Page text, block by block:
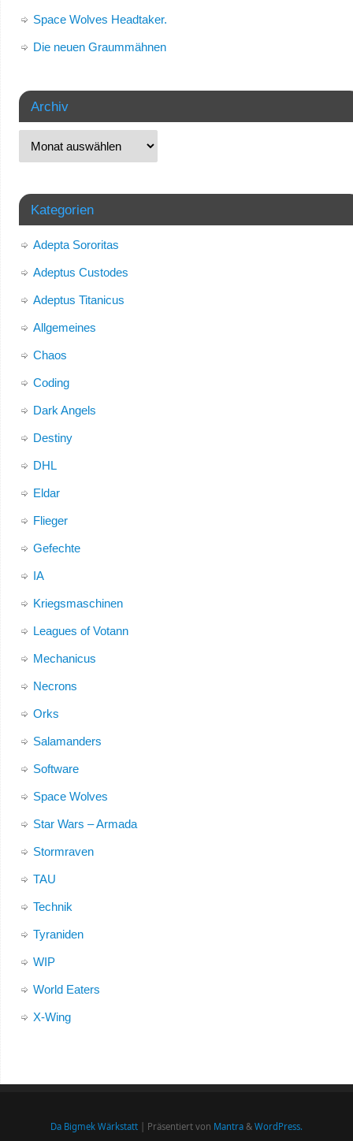
Space Wolves Headtaker.
Die neuen Graummähnen
Archiv
Kategorien
Adepta Sororitas
Adeptus Custodes
Adeptus Titanicus
Allgemeines
Chaos
Coding
Dark Angels
Destiny
DHL
Eldar
Flieger
Gefechte
IA
Kriegsmaschinen
Leagues of Votann
Mechanicus
Necrons
Orks
Salamanders
Software
Space Wolves
Star Wars – Armada
Stormraven
TAU
Technik
Tyraniden
WIP
World Eaters
X-Wing
Da Bigmek Wärkstatt | Präsentiert von Mantra & WordPress.